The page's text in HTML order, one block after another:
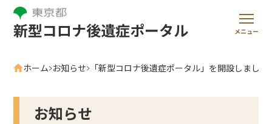
新型コロナ後遺症ポータル メニュー
ホーム お知らせ 「新型コロナ後遺症ポータル」を開設しました
お知らせ